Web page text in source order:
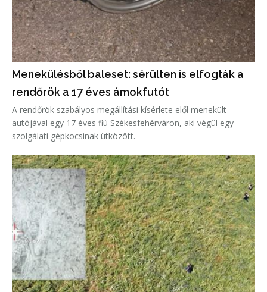
Menekülésből baleset: sérülten is elfogták a
rendőrök a 17 éves ámokfutót
A rendőrök szabályos megállítási kísérlete elől menekült
autójával egy 17 éves fiú Székesfehérváron, aki végül egy
szolgálati gépkocsinak ütközött.